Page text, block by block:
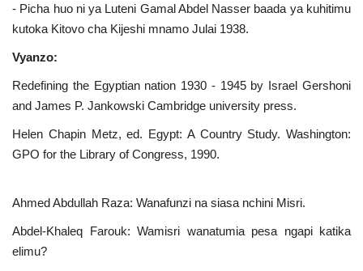
- Picha huo ni ya Luteni Gamal Abdel Nasser baada ya kuhitimu
kutoka Kitovo cha Kijeshi mnamo Julai 1938.
Vyanzo:
Redefining the Egyptian nation 1930 - 1945 by Israel Gershoni
and James P. Jankowski Cambridge university press.
Helen Chapin Metz, ed. Egypt: A Country Study. Washington:
GPO for the Library of Congress, 1990.
Ahmed Abdullah Raza: Wanafunzi na siasa nchini Misri.
Abdel-Khaleq Farouk: Wamisri wanatumia pesa ngapi katika
elimu?